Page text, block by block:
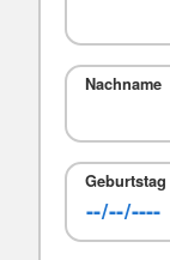
Nachname
Geburtstag